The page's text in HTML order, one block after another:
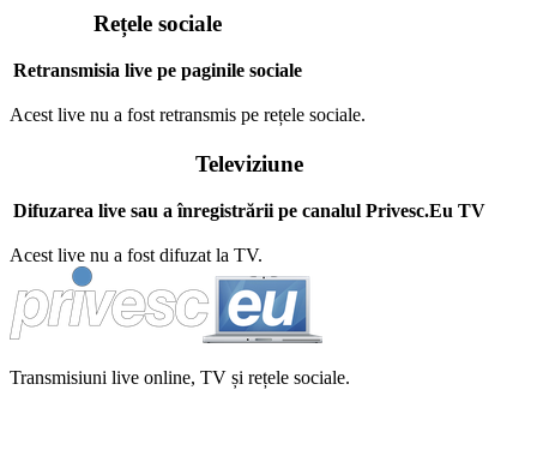
Rețele sociale
Retransmisia live pe paginile sociale
Acest live nu a fost retransmis pe rețele sociale.
Televiziune
Difuzarea live sau a înregistrării pe canalul Privesc.Eu TV
Acest live nu a fost difuzat la TV.
Transmisiuni live online, TV și rețele sociale.